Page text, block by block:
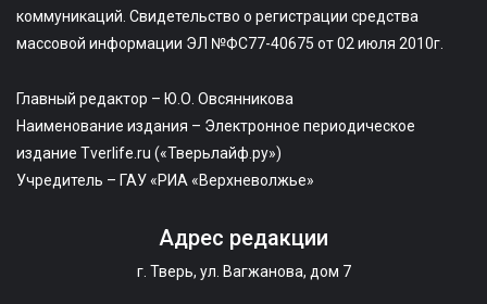
коммуникаций. Свидетельство о регистрации средства
массовой информации ЭЛ №ФС77-40675 от 02 июля 2010г.
Главный редактор – Ю.О. Овсянникова
Наименование издания – Электронное периодическое
издание Tverlife.ru («Тверьлайф.ру»)
Учредитель – ГАУ «РИА «Верхневолжье»
Адрес редакции
г. Тверь, ул. Вагжанова, дом 7